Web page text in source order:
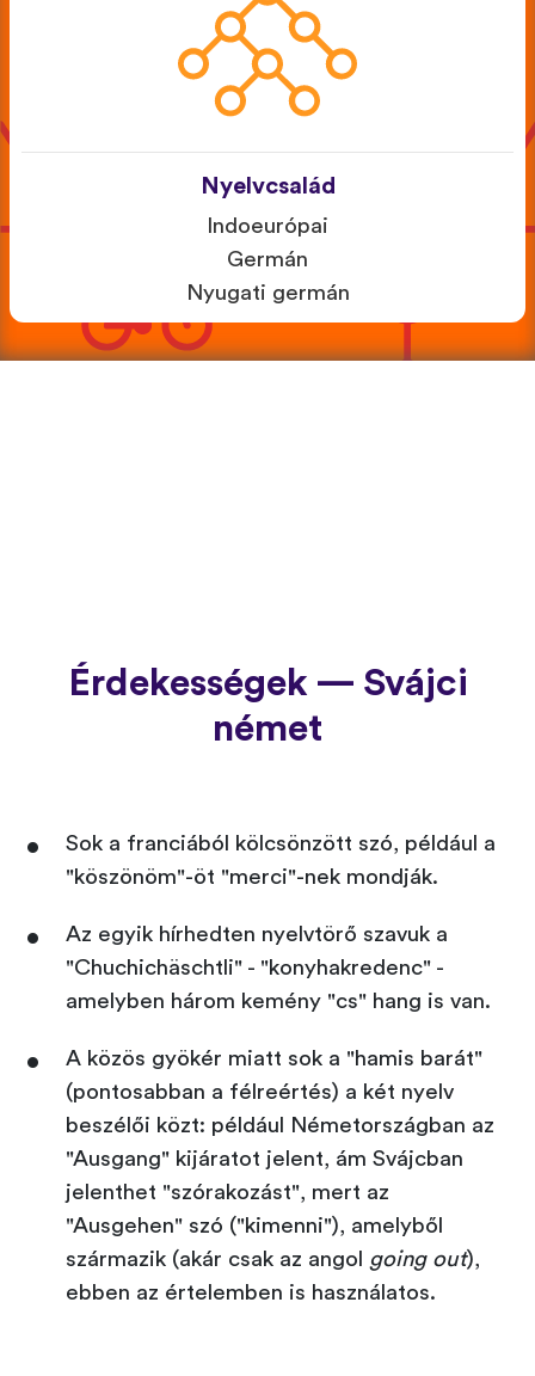
Nyelvcsalád
Indoeurópai
Germán
Nyugati germán
Érdekességek — Svájci
német
Sok a franciából kölcsönzött szó, például a
"köszönöm"-öt "merci"-nek mondják.
Az egyik hírhedten nyelvtörő szavuk a
"Chuchichäschtli" - "konyhakredenc" -
amelyben három kemény "cs" hang is van.
A közös gyökér miatt sok a "hamis barát"
(pontosabban a félreértés) a két nyelv
beszélői közt: például Németországban az
"Ausgang" kijáratot jelent, ám Svájcban
jelenthet "szórakozást", mert az
"Ausgehen" szó ("kimenni"), amelyből
származik (akár csak az angol
going out),
ebben az értelemben is használatos.